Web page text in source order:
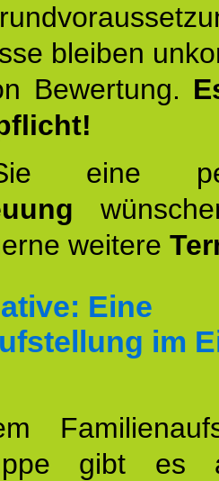
bleiben
Bewertung.
eine
weitere
Eine
im
gibt es